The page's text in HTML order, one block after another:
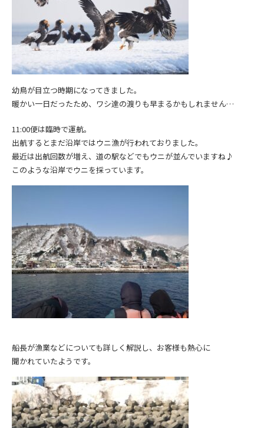
幼鳥が目立つ時期になってきました。
暖かい一日だったため、ワシ達の渡りも早まるかもしれません…
11:00便は臨時で運航。
出航するとまだ沿岸ではウニ漁が行われておりました。
最近は出航回数が増え、道の駅などでもウニが並んでいますね♪
このような沿岸でウニを採っています。
船長が漁業などについても詳しく解説し、お客様も熱心に
聞かれていたようです。